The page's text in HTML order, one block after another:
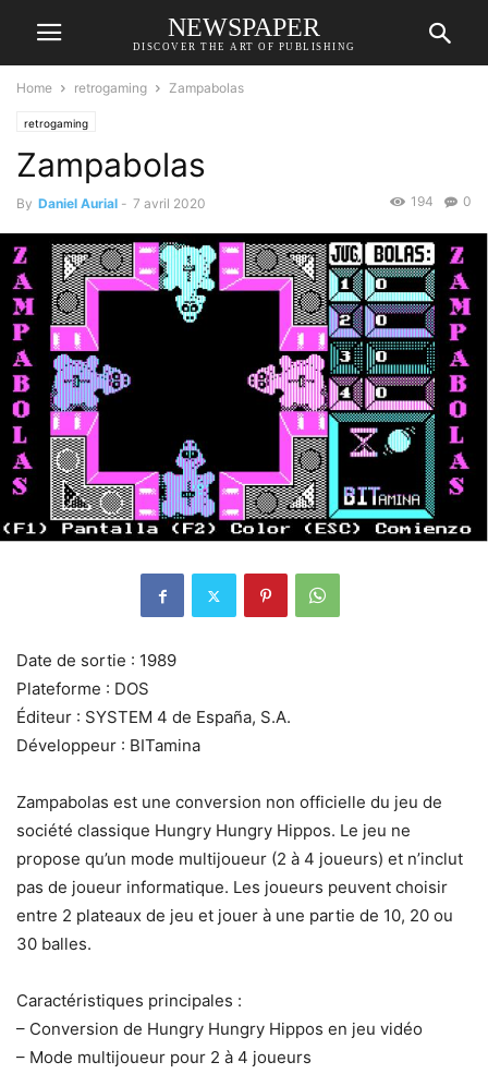
NEWSPAPER
DISCOVER THE ART OF PUBLISHING
Home retrogaming Zampabolas
retrogaming
Zampabolas
By Daniel Aurial - 7 avril 2020 0
194
Date de sortie : 1989
Plateforme : DOS
Éditeur : SYSTEM 4 de España, S.A.
Développeur : BITamina
Zampabolas est une conversion non officielle du jeu de
société classique Hungry Hungry Hippos. Le jeu ne
propose qu’un mode multijoueur (2 à 4 joueurs) et n’inclut
pas de joueur informatique. Les joueurs peuvent choisir
entre 2 plateaux de jeu et jouer à une partie de 10, 20 ou
30 balles.
Caractéristiques principales :
– Conversion de Hungry Hungry Hippos en jeu vidéo
– Mode multijoueur pour 2 à 4 joueurs